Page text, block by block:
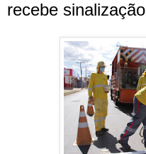
recebe sinalização